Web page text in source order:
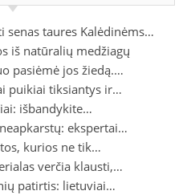
senas taures Kalėdinėms…
iš natūralių medžiagų
pasiėmė jos žiedą.…
puikiai tiksiantys ir…
išbandykite…
ekspertai…
kurios ne tik…
verčia klausti,…
patirtis: lietuviai…